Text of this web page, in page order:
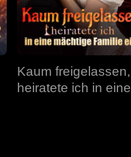
Kaum freigelassen,
heiratete ich in eine